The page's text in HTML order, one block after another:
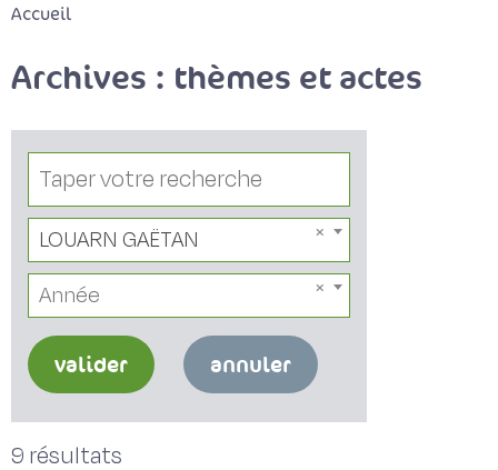
Accueil
Archives : thèmes et actes
LOUARN GAËTAN
Année
valider annuler
9 résultats